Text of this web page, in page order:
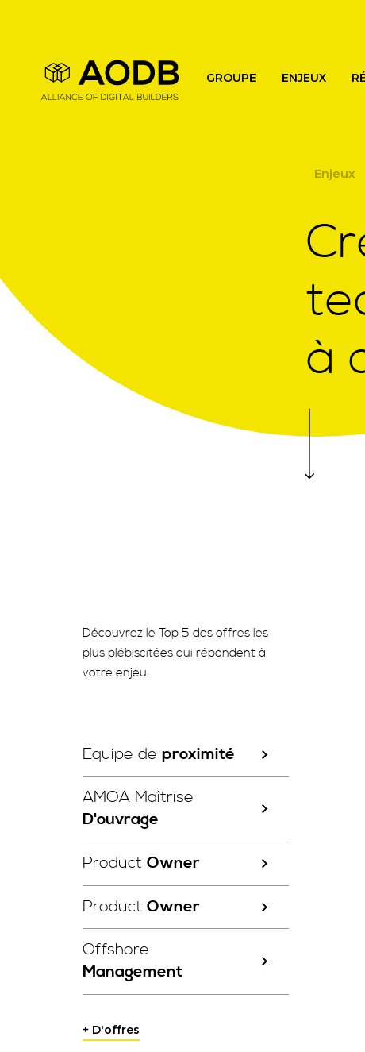
GROUPE ENJEUX
Enjeux
à
Découvrez le Top 5 des offres les
plus plébiscitées qui répondent à
votre enjeu.
Equipe de proximité
AMOA Maîtrise
D'ouvrage
Product Owner
Product Owner
Offshore
Management
+ D'offres